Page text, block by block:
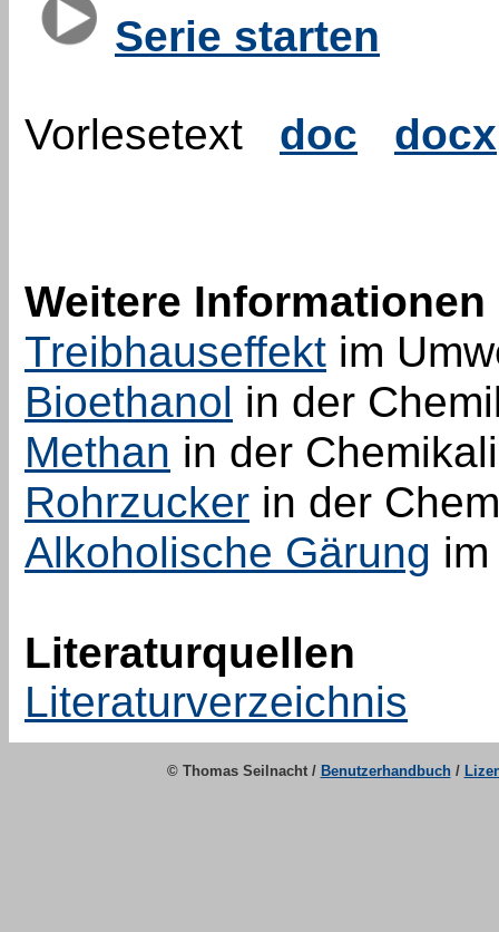
Serie starten
Vorlesetext doc docx
Weitere Informationen
Treibhauseffekt im
Bioethanol in der
Methan in der
Rohrzucker in der
Alkoholische Gärung
Literaturquellen
Literaturverzeichnis
© Thomas Seilnacht / Benutzerhandbuch/